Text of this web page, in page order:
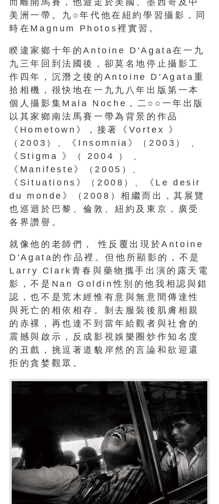
而離開馬賽，他遊走於美國、墨西哥及中
美洲一帶。九○年代他在紐約學習攝影，同
時在Magnum Photos裡實習。
睽違家鄉十年的Antoine D'Agata在一九
九三年回到法國後，卻莫名地停止攝影工
作四年，沉潛之後的Antoine D'Agata重
拾相機，很快地在一九九八年出版第一本
個人攝影集Mala Noche，二○○一年出版
以其家鄉南法馬賽一帶為背景的作品
《Hometown》，接著《Vortex 》
（2003）、《Insomnia》（2003） 、
《Stigma 》（ 2004 ） 、
《Manifeste》（2005）、
《Situations》（2008）、《Le desir
du monde》（2008）相繼而出，其展覽
也巡迴於巴黎、倫敦、紐約及東京，廣受
各界讚譽。
就像他的老師們， 性反覆出現於Antoine
D'Agata的作品裡。但他所顯影的，不是
Larry Clark青春與藥物攜手出演的露天電
影，不是Nan Goldin性別的他我相認與錯
認，也不是荒木經惟有意與無意間傳達性
與死亡的相依相存。剝去服裝後肌膚相親
的赤裸，再也達不到當年給觀者與社會的
震撼與啟示，反成影視娛樂圈炒作知名度
的丑戲，挑逗著道貌岸然的言論和欲迎還
拒的貪婪觀眾。